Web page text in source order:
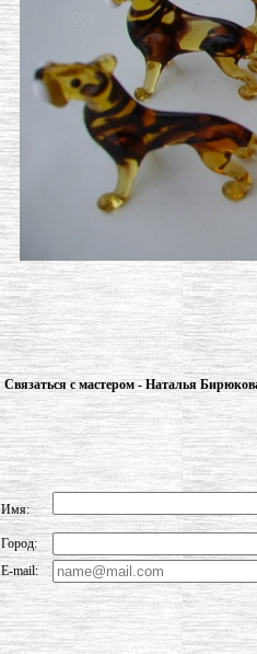
Связаться с мастером - Наталья
Имя:
Город:
E-mail: